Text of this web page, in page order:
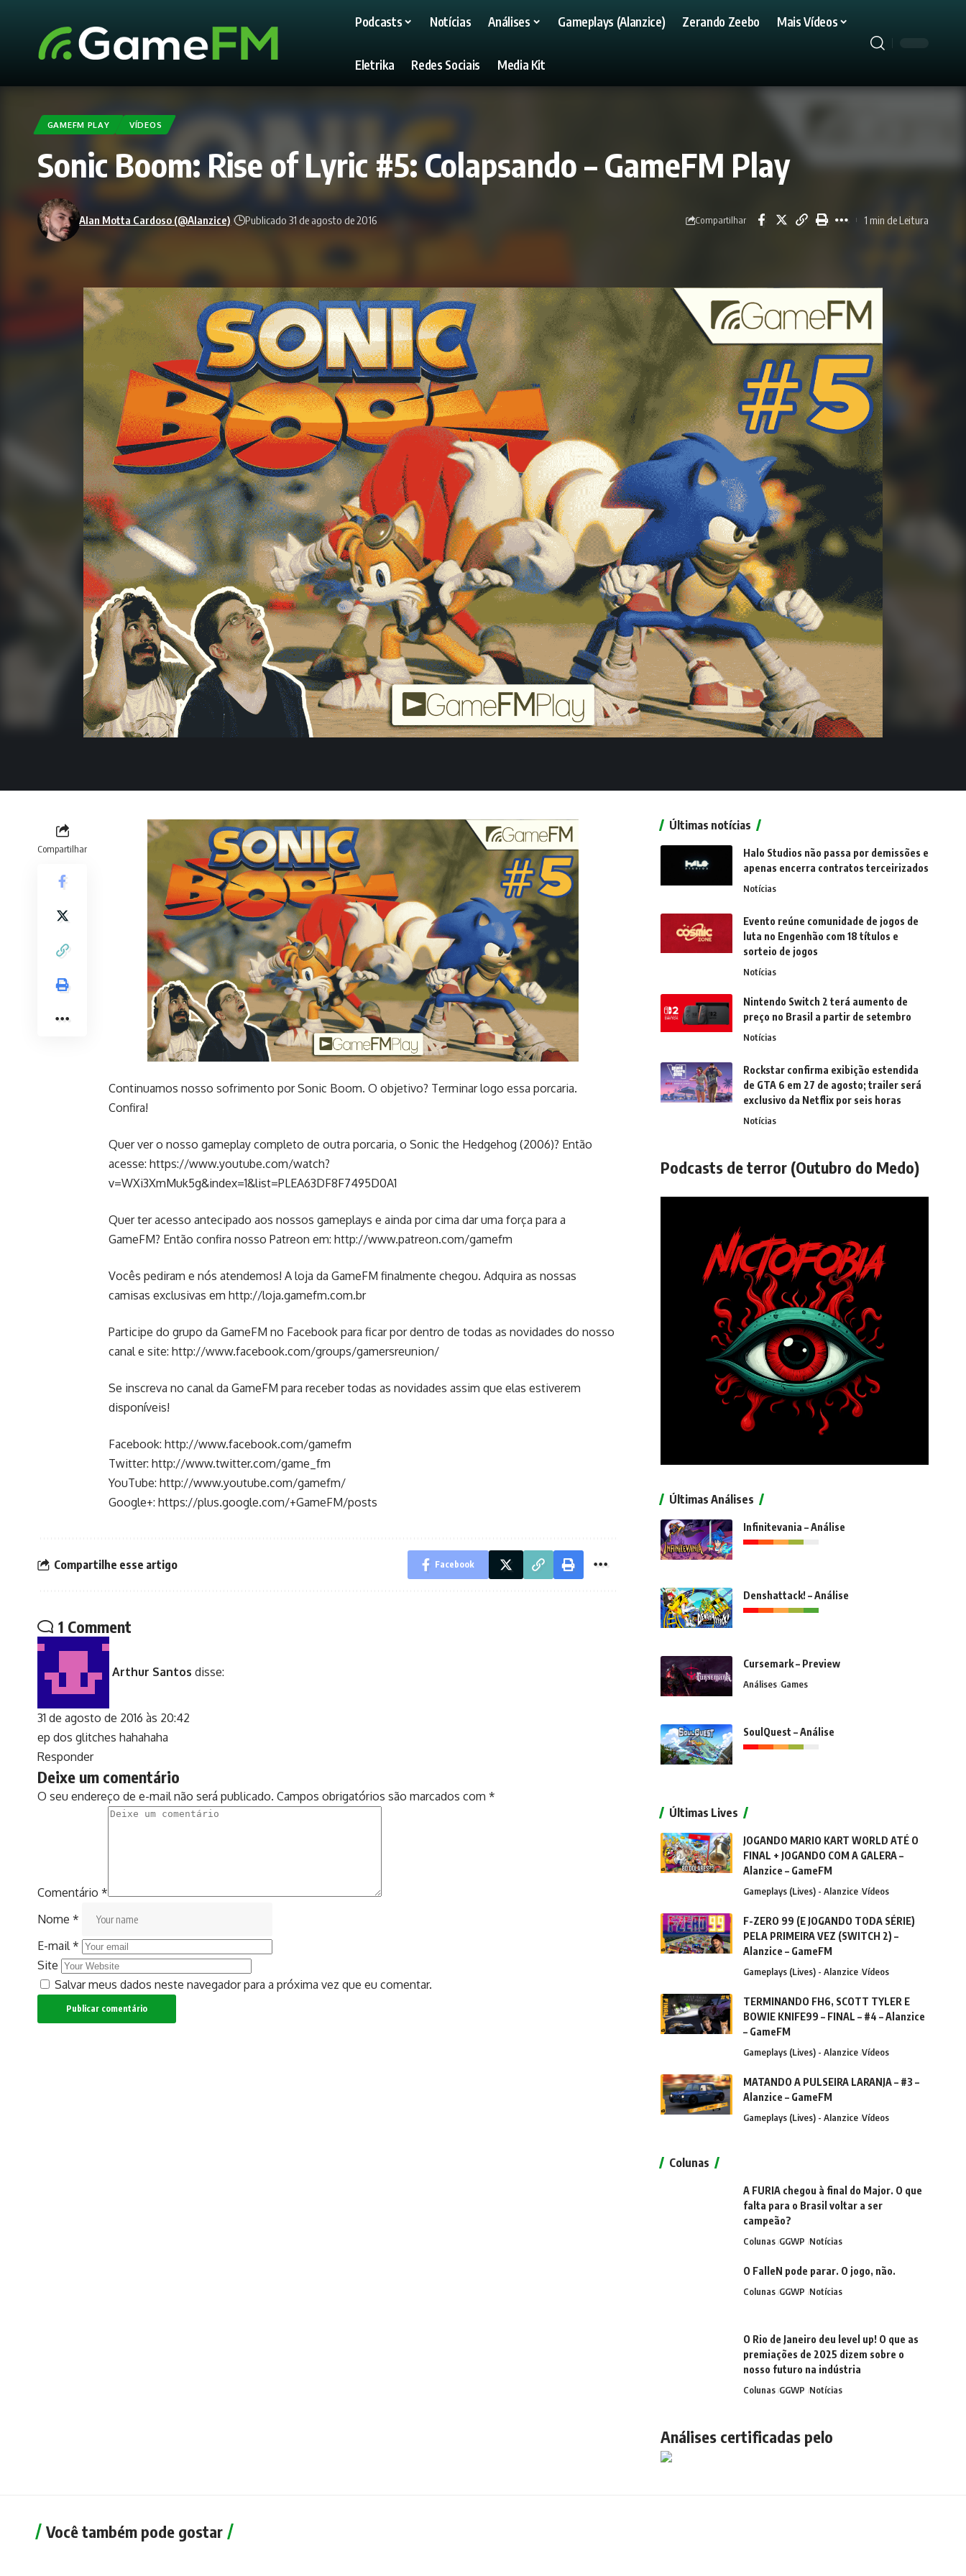
Podcasts Notícias Análises Gameplays (Alanzice) Zerando Zeebo Mais Vídeos
Eletrika Redes Sociais Media Kit
GAMEFM PLAY VÍDEOS
Sonic Boom: Rise of Lyric #5: Colapsando – GameFM Play
Alan Motta Cardoso (@Alanzice) Publicado 31 de agosto de 2016 Compartilhar 1 min de Leitura
Compartilhar
Continuamos nosso sofrimento por Sonic Boom. O objetivo? Terminar logo essa porcaria.
Confira!
Quer ver o nosso gameplay completo de outra porcaria, o Sonic the Hedgehog (2006)? Então
acesse: https://www.youtube.com/watch?
v=WXi3XmMuk5g&index=1&list=PLEA63DF8F7495D0A1
Quer ter acesso antecipado aos nossos gameplays e ainda por cima dar uma força para a
GameFM? Então confira nosso Patreon em: http://www.patreon.com/gamefm
Vocês pediram e nós atendemos! A loja da GameFM finalmente chegou. Adquira as nossas
camisas exclusivas em http://loja.gamefm.com.br
Participe do grupo da GameFM no Facebook para ficar por dentro de todas as novidades do nosso
canal e site: http://www.facebook.com/groups/gamersreunion/
Se inscreva no canal da GameFM para receber todas as novidades assim que elas estiverem
disponíveis!
Facebook: http://www.facebook.com/gamefm
Twitter: http://www.twitter.com/game_fm
YouTube: http://www.youtube.com/gamefm/
Google+: https://plus.google.com/+GameFM/posts
Compartilhe esse artigo Facebook
1 Comment
Arthur Santos disse:
31 de agosto de 2016 às 20:42
ep dos glitches hahahaha
Responder
Deixe um comentário
O seu endereço de e-mail não será publicado. Campos obrigatórios são marcados com *
Comentário *
Nome *
E-mail*
Site
Salvar meus dados neste navegador para a próxima vez que eu comentar.
Últimas notícias
Halo Studios não passa por demissões e
apenas encerra contratos terceirizados
Notícias
Evento reúne comunidade de jogos de
luta no Engenhão com 18 títulos e
sorteio de jogos
Notícias
Nintendo Switch 2 terá aumento de
preço no Brasil a partir de setembro
Notícias
Rockstar confirma exibição estendida
de GTA 6 em 27 de agosto; trailer será
exclusivo da Netflix por seis horas
Notícias
Podcasts de terror (Outubro do Medo)
Últimas Análises
Infinitevania – Análise
Denshattack! – Análise
Cursemark – Preview
Análises Games
SoulQuest – Análise
Últimas Lives
JOGANDO MARIO KART WORLD ATÉ O
FINAL + JOGANDO COM A GALERA –
Alanzice – GameFM
Gameplays (Lives) - Alanzice Vídeos
F-ZERO 99 (E JOGANDO TODA SÉRIE)
PELA PRIMEIRA VEZ (SWITCH 2) –
Alanzice – GameFM
Gameplays (Lives) - Alanzice Vídeos
TERMINANDO FH6, SCOTT TYLER E
BOWIE KNIFE99 – FINAL – #4 – Alanzice
– GameFM
Gameplays (Lives) - Alanzice Vídeos
MATANDO A PULSEIRA LARANJA – #3 –
Alanzice – GameFM
Gameplays (Lives) - Alanzice Vídeos
Colunas
A FURIA chegou à final do Major. O que
falta para o Brasil voltar a ser
campeão?
Colunas GGWP Notícias
O FalleN pode parar. O jogo, não.
Colunas GGWP Notícias
O Rio de Janeiro deu level up! O que as
premiações de 2025 dizem sobre o
nosso futuro na indústria
Colunas GGWP Notícias
Análises certificadas pelo
Você também pode gostar